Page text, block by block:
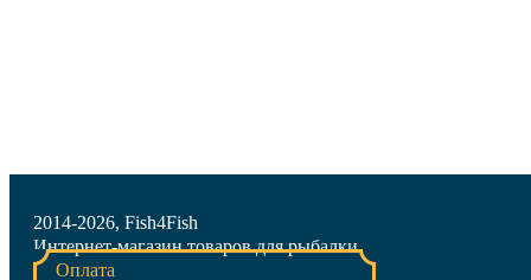
2014-2026, Fish4Fish
Интернет-магазин товаров для рыбалки
Оплата